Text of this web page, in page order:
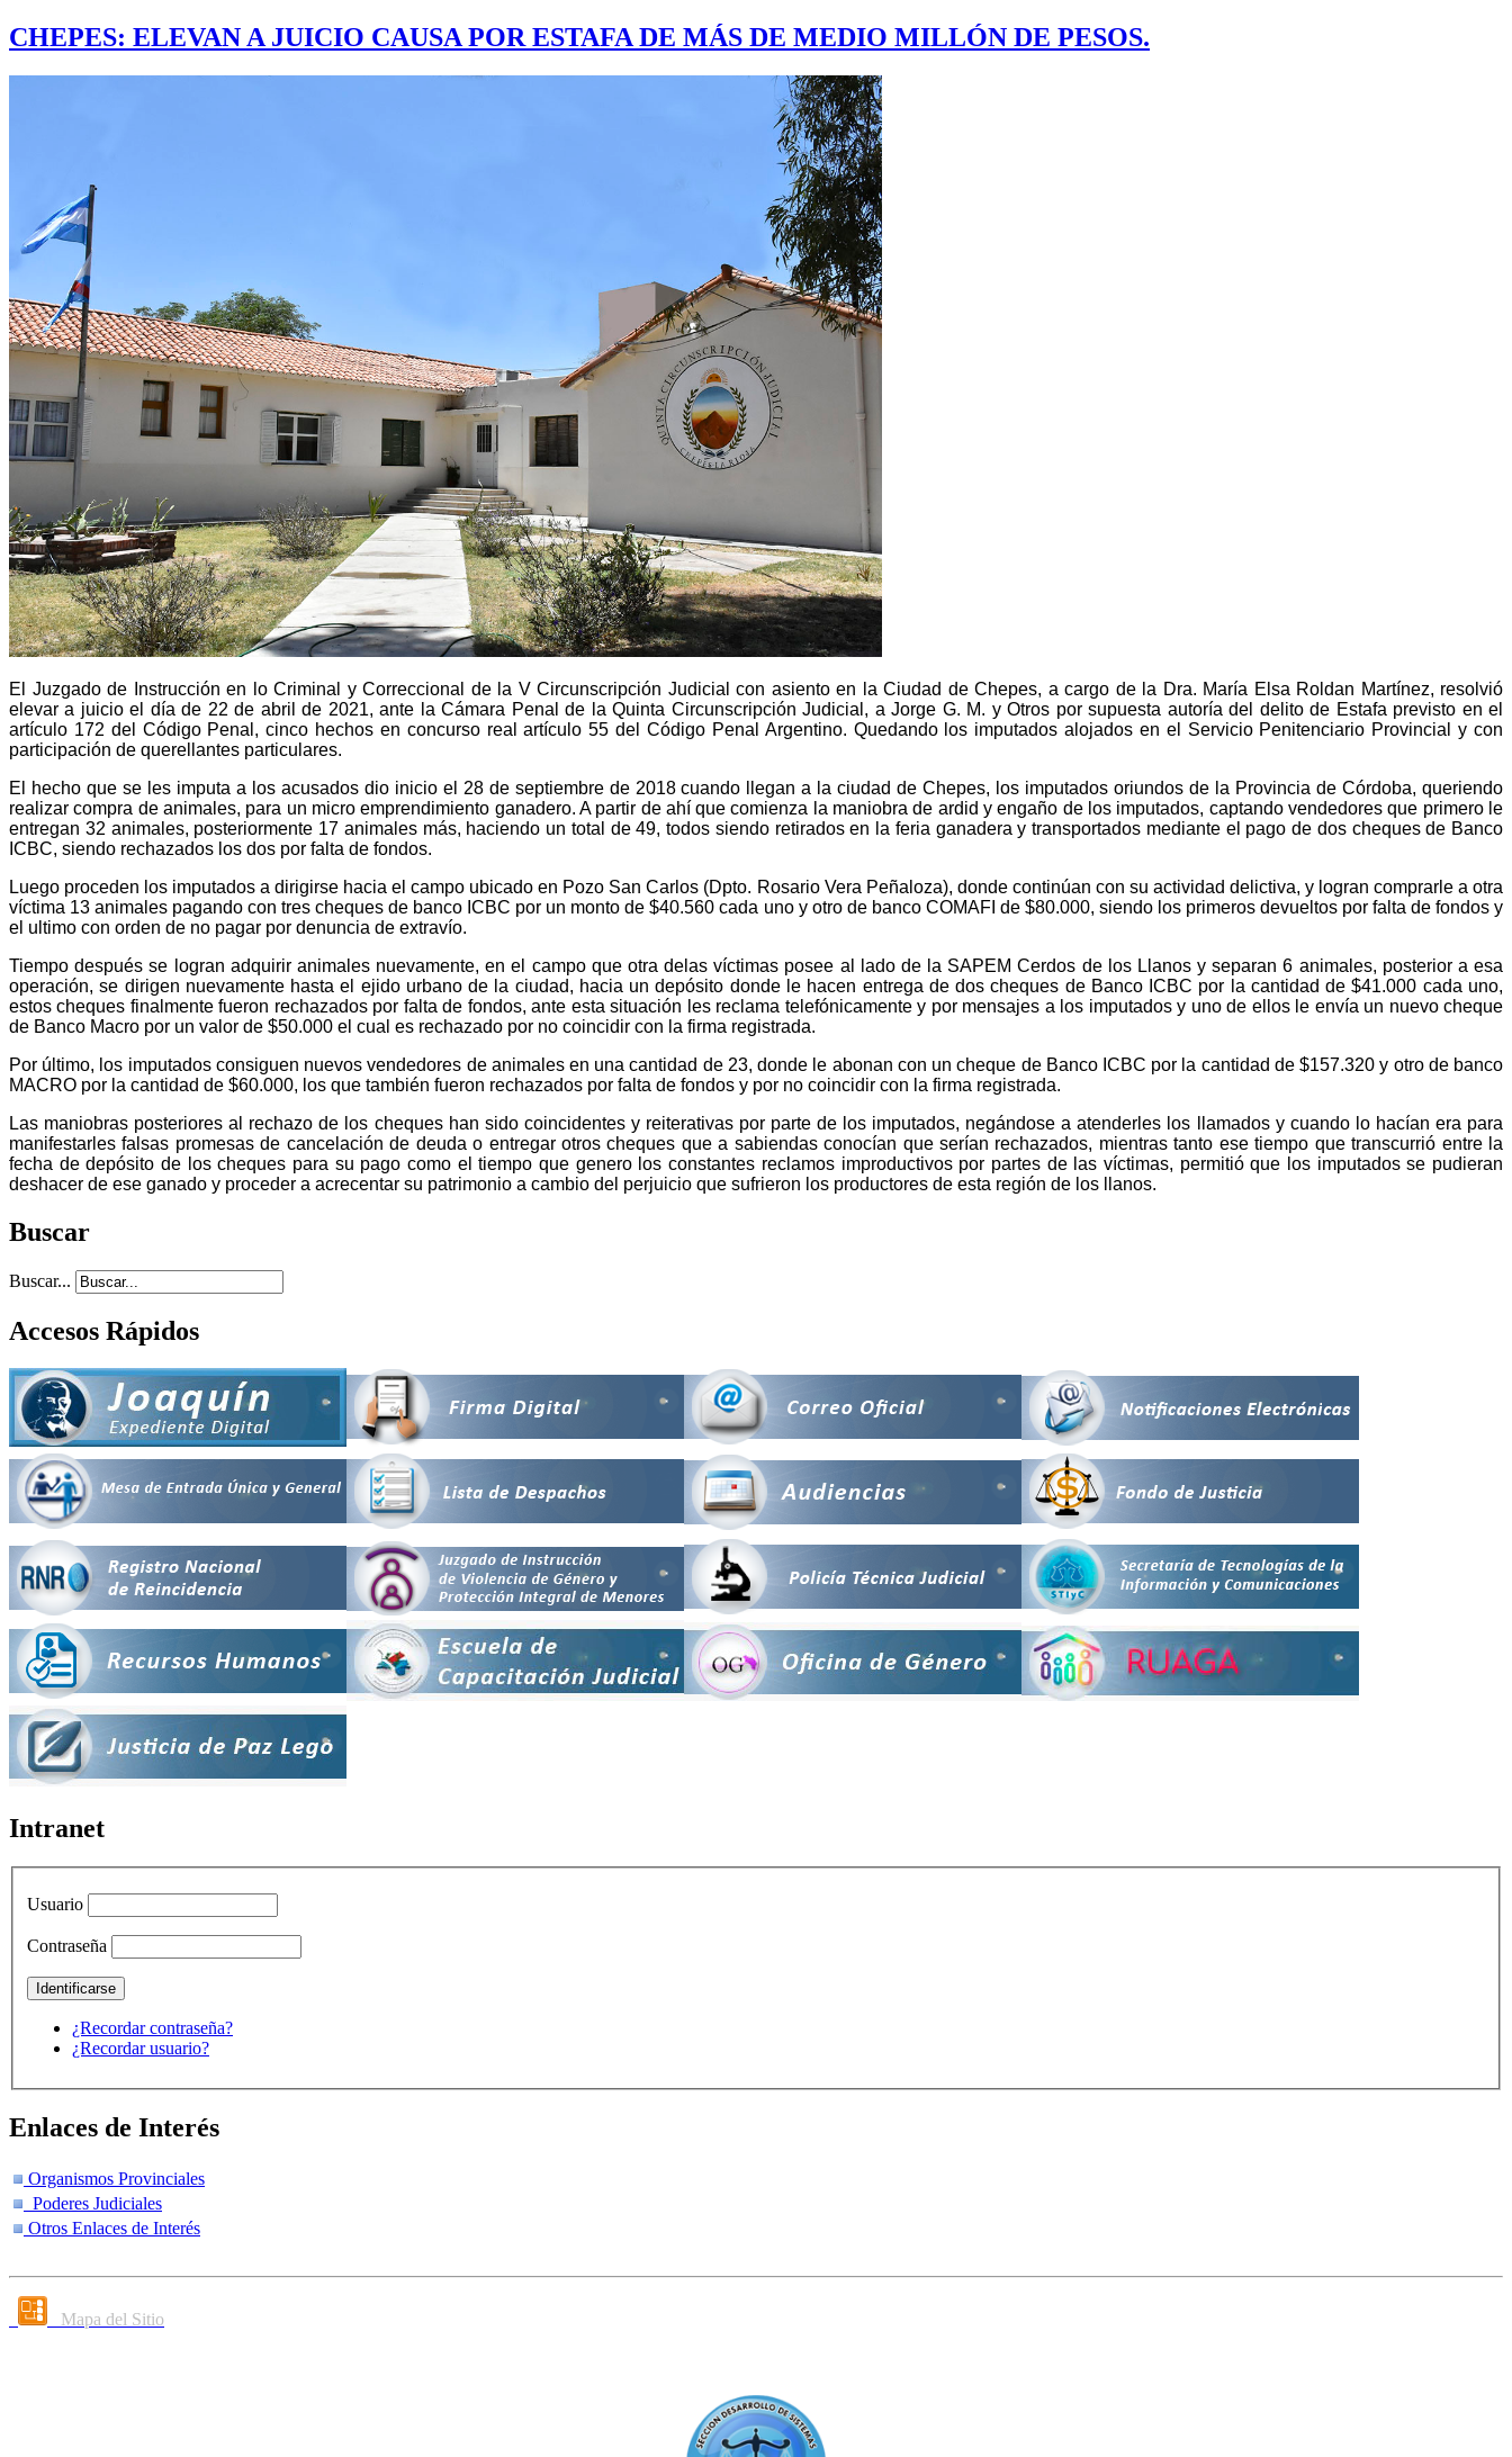
CHEPES: ELEVAN A JUICIO CAUSA POR ESTAFA DE MÁS DE MEDIO MILLÓN DE PESOS.
El Juzgado de Instrucción en lo Criminal y Correccional de la V Circunscripción Judicial con asiento en la Ciudad de Chepes, a cargo de la Dra. María Elsa Roldan Martínez, resolvió
elevar a juicio el día de 22 de abril de 2021, ante la Cámara Penal de la Quinta Circunscripción Judicial, a Jorge G. M. y Otros por supuesta autoría del delito de Estafa previsto en el
artículo 172 del Código Penal, cinco hechos en concurso real artículo 55 del Código Penal Argentino. Quedando los imputados alojados en el Servicio Penitenciario Provincial y con
participación de querellantes particulares.
El hecho que se les imputa a los acusados dio inicio el 28 de septiembre de 2018 cuando llegan a la ciudad de Chepes, los imputados oriundos de la Provincia de Córdoba, queriendo
realizar compra de animales, para un micro emprendimiento ganadero. A partir de ahí que comienza la maniobra de ardid y engaño de los imputados, captando vendedores que primero le
entregan 32 animales, posteriormente 17 animales más, haciendo un total de 49, todos siendo retirados en la feria ganadera y transportados mediante el pago de dos cheques de Banco
ICBC, siendo rechazados los dos por falta de fondos.
Luego proceden los imputados a dirigirse hacia el campo ubicado en Pozo San Carlos (Dpto. Rosario Vera Peñaloza), donde continúan con su actividad delictiva, y logran comprarle a otra
víctima 13 animales pagando con tres cheques de banco ICBC por un monto de $40.560 cada uno y otro de banco COMAFI de $80.000, siendo los primeros devueltos por falta de fondos y
el ultimo con orden de no pagar por denuncia de extravío.
Tiempo después se logran adquirir animales nuevamente, en el campo que otra delas víctimas posee al lado de la SAPEM Cerdos de los Llanos y separan 6 animales, posterior a esa
operación, se dirigen nuevamente hasta el ejido urbano de la ciudad, hacia un depósito donde le hacen entrega de dos cheques de Banco ICBC por la cantidad de $41.000 cada uno,
estos cheques finalmente fueron rechazados por falta de fondos, ante esta situación les reclama telefónicamente y por mensajes a los imputados y uno de ellos le envía un nuevo cheque
de Banco Macro por un valor de $50.000 el cual es rechazado por no coincidir con la firma registrada.
Por último, los imputados consiguen nuevos vendedores de animales en una cantidad de 23, donde le abonan con un cheque de Banco ICBC por la cantidad de $157.320 y otro de banco
MACRO por la cantidad de $60.000, los que también fueron rechazados por falta de fondos y por no coincidir con la firma registrada.
Las maniobras posteriores al rechazo de los cheques han sido coincidentes y reiterativas por parte de los imputados, negándose a atenderles los llamados y cuando lo hacían era para
manifestarles falsas promesas de cancelación de deuda o entregar otros cheques que a sabiendas conocían que serían rechazados, mientras tanto ese tiempo que transcurrió entre la
fecha de depósito de los cheques para su pago como el tiempo que genero los constantes reclamos improductivos por partes de las víctimas, permitió que los imputados se pudieran
deshacer de ese ganado y proceder a acrecentar su patrimonio a cambio del perjuicio que sufrieron los productores de esta región de los llanos.
Buscar
Buscar...
Accesos Rápidos
Intranet
Usuario
Contraseña
¿Recordar contraseña?
¿Recordar usuario?
Enlaces de Interés
Organismos Provinciales
Poderes Judiciales
Otros Enlaces de Interés
Mapa del Sitio